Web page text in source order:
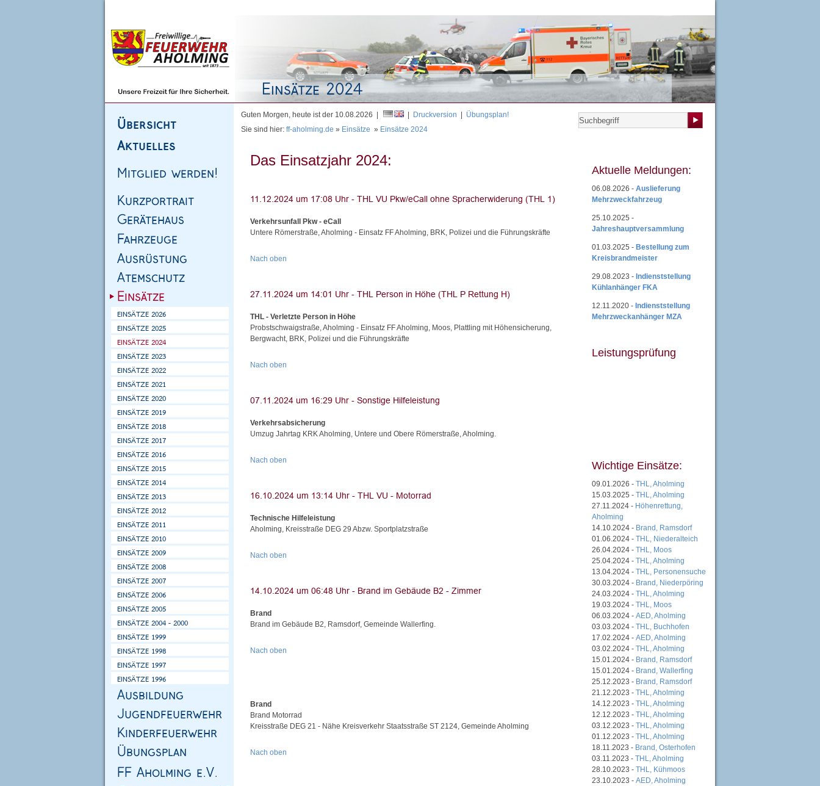
Guten Morgen, heute ist der 10.08.2026 | Druckversion
Übungsplan!
Sie sind hier: ff-aholming.de » Einsätze » Einsätze 2024
Das Einsatzjahr 2024:
Verkehrsunfall Pkw - eCall
Untere Römerstraße, Aholming - Einsatz FF Aholming, BRK, Polizei und die Führungskräfte
Nach oben
THL - Verletzte Person in Höhe
Probstschwaigstraße, Aholming - Einsatz FF Aholming, Moos, Plattling mit Höhensicherung,
Bergwacht, BRK, Polizei und die Führungskräfte
Nach oben
Verkehrsabsicherung
Umzug Jahrtag KRK Aholming, Untere und Obere Römerstraße, Aholming.
Nach oben
Technische Hilfeleistung
Aholming, Kreisstraße DEG 29 Abzw. Sportplatzstraße
Nach oben
Brand
Brand im Gebäude B2, Ramsdorf, Gemeinde Wallerfing.
Nach oben
Brand
Brand Motorrad
Kreisstraße DEG 21 - Nähe Kreisverkehr Staatsstraße ST 2124, Gemeinde Aholming
Nach oben
Aktuelle Meldungen:
06.08.2026 - Auslieferung
Mehrzweckfahrzeug
25.10.2025 -
Jahreshauptversammlung
01.03.2025 - Bestellung zum
Kreisbrandmeister
29.08.2023 - Indienststellung
Kühlanhänger FKA
12.11.2020 - Indienststellung
Mehrzweckanhänger MZA
Leistungsprüfung
Wichtige Einsätze:
09.01.2026 - THL, Aholming
15.03.2025 - THL, Aholming
27.11.2024 - Höhenrettung,
Aholming
14.10.2024 - Brand, Ramsdorf
01.06.2024 - THL, Niederalteich
26.04.2024 - THL, Moos
25.04.2024 - THL, Aholming
13.04.2024 - THL, Personensuche
30.03.2024 - Brand, Niederpöring
24.03.2024 - THL, Aholming
19.03.2024 - THL, Moos
06.03.2024 - AED, Aholming
03.03.2024 - THL, Buchhofen
17.02.2024 - AED, Aholming
03.02.2024 - THL, Aholming
15.01.2024 - Brand, Ramsdorf
15.01.2024 - Brand, Wallerfing
25.12.2023 - Brand, Ramsdorf
21.12.2023 - THL, Aholming
14.12.2023 - THL, Aholming
12.12.2023 - THL, Aholming
03.12.2023 - THL, Aholming
01.12.2023 - THL, Aholming
18.11.2023 - Brand, Osterhofen
03.11.2023 - THL, Aholming
28.10.2023 - THL, Kühmoos
23.10.2023 - AED, Aholming